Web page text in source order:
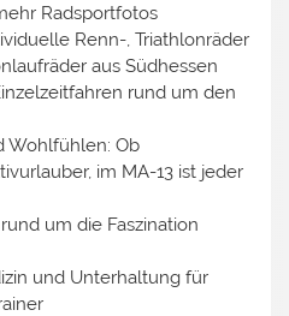
Radsportfotos
Renn-, Triathlonräder
aus Südhessen
rund um den
Ob
im MA-13 ist jeder
um die Faszination
und Unterhaltung für